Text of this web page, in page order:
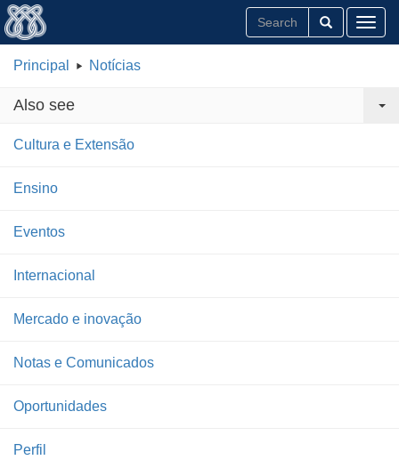
Principal Notícias
Also see
Cultura e Extensão
Ensino
Eventos
Internacional
Mercado e inovação
Notas e Comunicados
Oportunidades
Perfil